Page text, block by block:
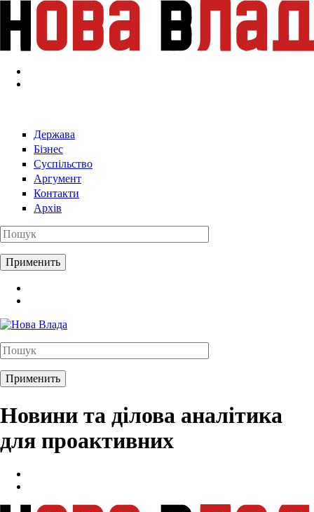
Перейти к основному содержанию
Держава
Бізнес
Суспільство
Аргумент
Контакти
Архів
Новини та ділова аналітика
для проактивних